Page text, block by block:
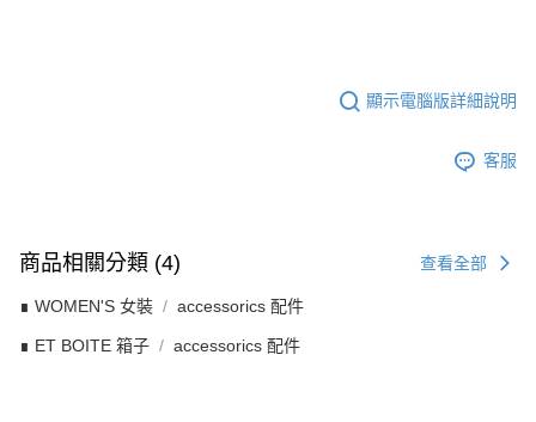
顯示電腦版詳細說明
客服
商品相關分類 (4) 查看全部
∎ WOMEN'S 女裝 accessorics 配件
∎ ET BOITE 箱子 accessorics 配件